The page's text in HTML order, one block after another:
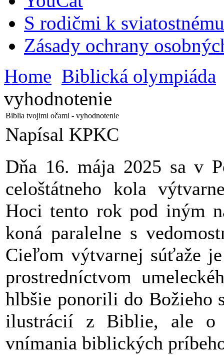
S rodičmi k
Zásady ochrany
Home Biblická olympiáda
vyhodnotenie
Biblia tvojimi očami - vyhodnotenie
Napísal KPKC
Dňa 16. mája 2025 sa v
celoštátneho kola
Hoci tento rok pod iným
koná paralelne s
Cieľom výtvarnej súťaže
prostredníctvom
hlbšie ponorili do Božieho
ilustrácií z Biblie, ale o
vnímania biblických